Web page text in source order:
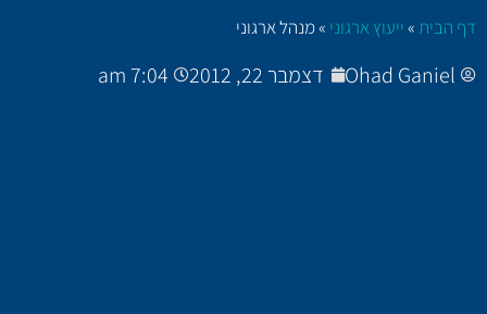
דף הבית»ייעוץ ארגוני »מנהל ארגוני
Ohad Ganiel דצמבר 22, 2012 7:04 am